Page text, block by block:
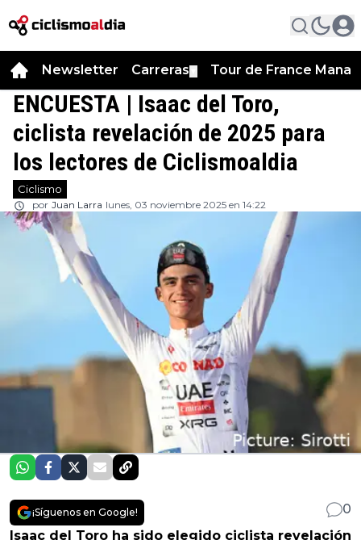
Newsletter Carreras Tour de France
ENCUESTA | Isaac del Toro,
ciclista revelación de 2025 para
los lectores de Ciclismoaldia
Ciclismo
por Juan Larra lunes, 03 noviembre 2025 en 14:22
¡Síguenos en Google!
0
Isaac del Toro ha sido elegido ciclista revelación